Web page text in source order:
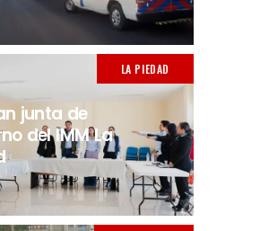
LA PIEDAD
junta de
del IMM La